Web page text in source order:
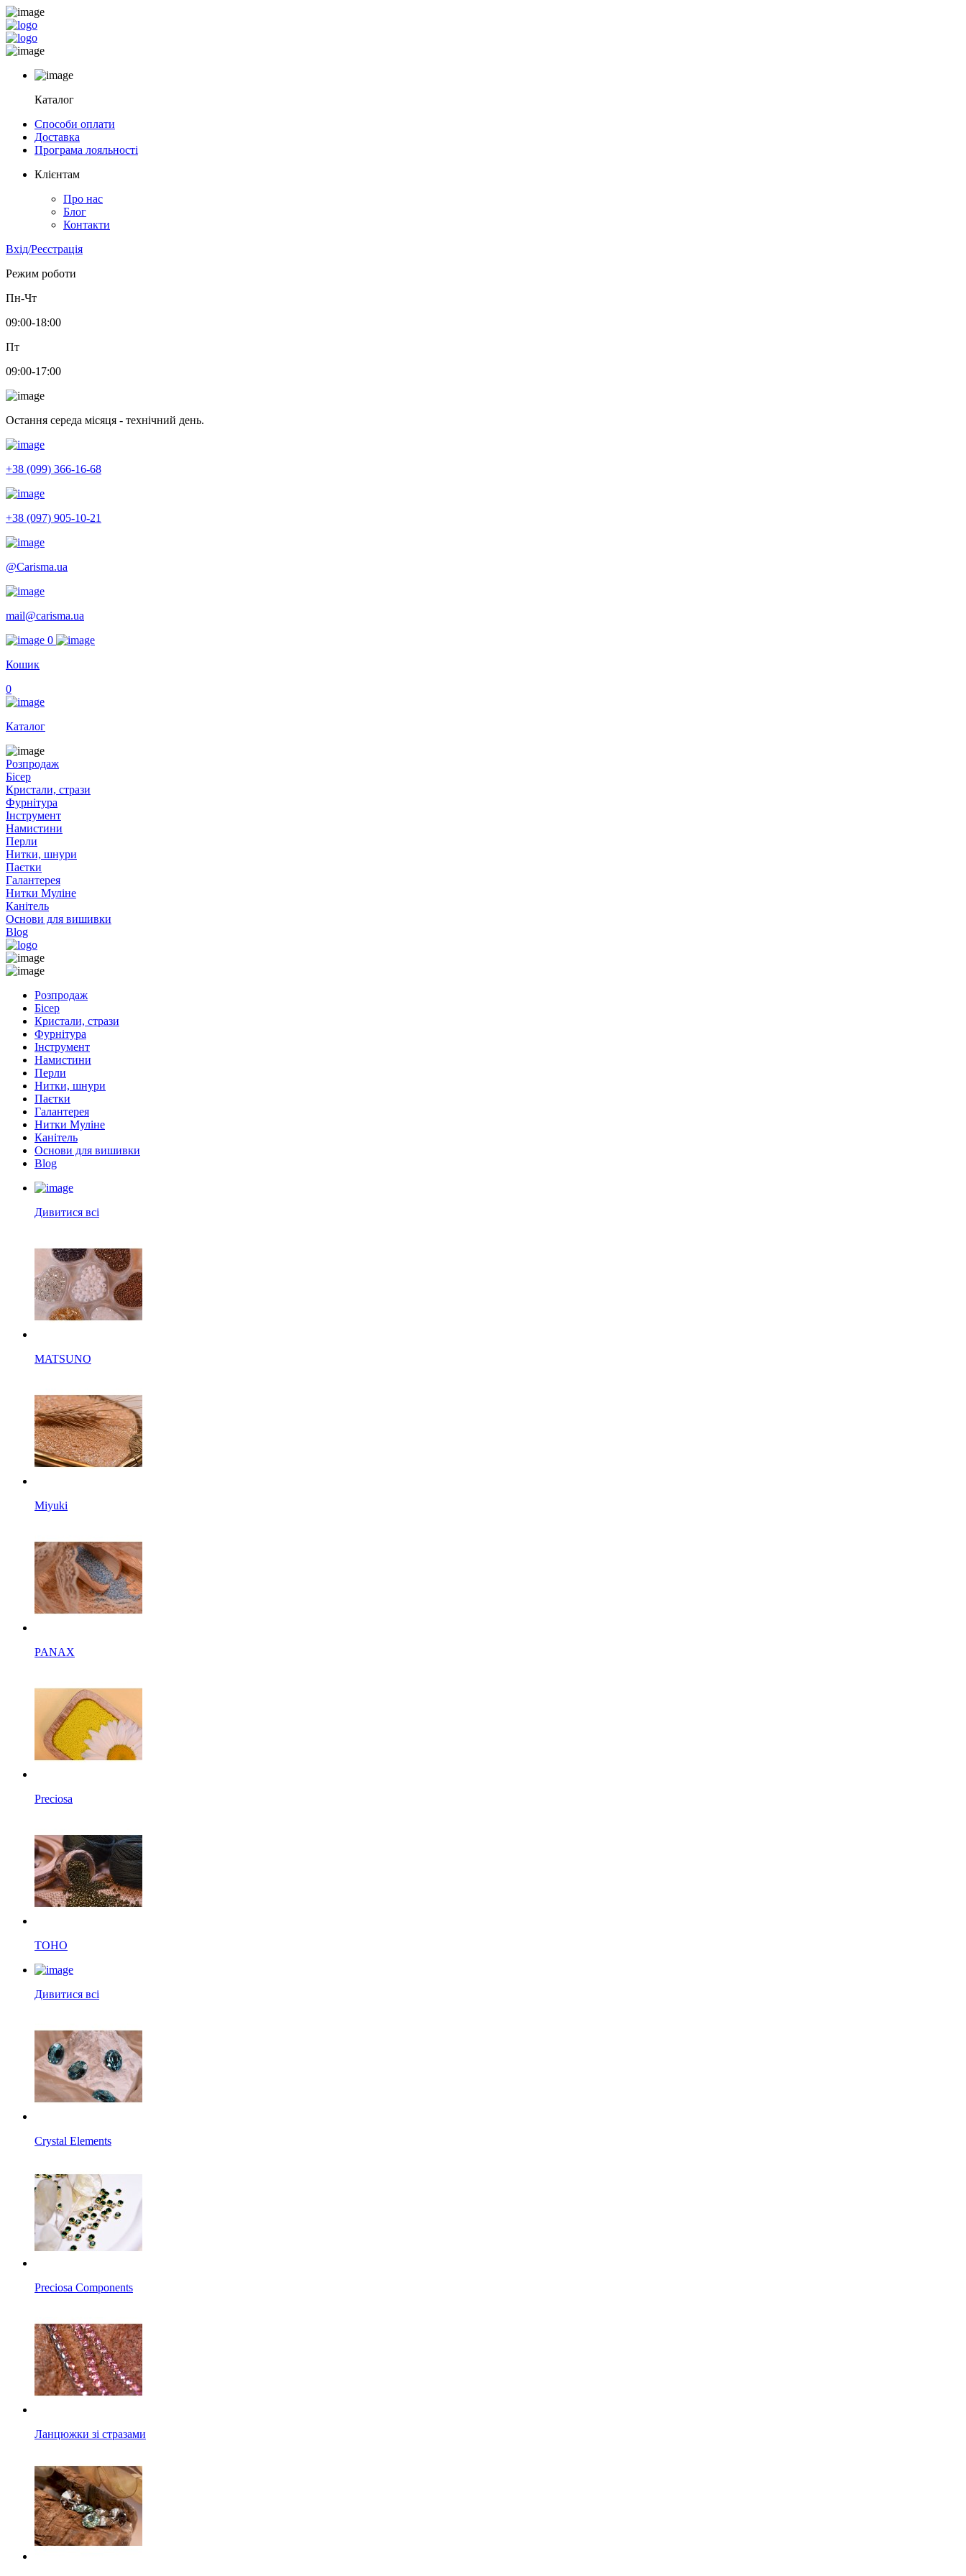
Каталог
Способи оплати
Доставка
Програма лояльності
Клієнтам
Про нас
Блог
Контакти
Вхід/Реєстрація
Режим роботи
Пн-Чт
09:00-18:00
Пт
09:00-17:00
Остання середа місяця - технічний день.
+38 (099) 366-16-68
+38 (097) 905-10-21
@Carisma.ua
mail@carisma.ua
0
Кошик
0
Каталог
Розпродаж
Бісер
Кристали, стрази
Фурнітура
Інструмент
Намистини
Перли
Нитки, шнури
Паєтки
Галантерея
Нитки Муліне
Канітель
Основи для вишивки
Blog
Розпродаж
Бісер
Кристали, стрази
Фурнітура
Інструмент
Намистини
Перли
Нитки, шнури
Паєтки
Галантерея
Нитки Муліне
Канітель
Основи для вишивки
Blog
Дивитися всі
MATSUNO
Miyuki
PANAX
Preciosa
TOHO
Дивитися всі
Crystal Elements
Preciosa Components
Ланцюжки зі стразами